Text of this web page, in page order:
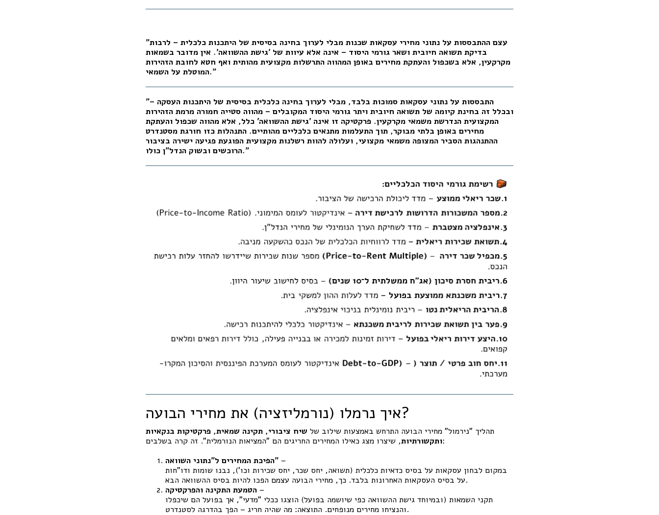
"עצם ההתבססות על נתוני מחירי עסקאות שכנות מבלי לערוך בחינה בסיסית של היתכנות כלכלית – לרבות
בדיקת תשואה חיובית ושאר גורמי היסוד – אינה אלא עיוות של 'גישת ההשוואה'. אין מדובר בשמאות
מקרקעין, אלא בשכפול והעתקת מחירים באופן המהווה התרשלות מקצועית מהותית ואף חטא לחובת הזהירות
המוטלת על השמאי."
"התבססות על נתוני עסקאות סמוכות בלבד, מבלי לערוך בחינה כלכלית בסיסית של היתכנות העסקה –
ובכלל זה בחינת קיומה של תשואה חיובית ויתר גורמי היסוד המקובלים – מהווה סטייה חמורה מרמת הזהירות
המקצועית הנדרשת משמאי מקרקעין. פרקטיקה זו אינה 'גישת ההשוואה' כלל, אלא מהווה שכפול והעתקת
מחירים באופן בלתי מבוקר, תוך התעלמות מתנאים כלכליים מהותיים. התנהלות כזו חורגת מסטנדרט
ההתנהגות הסביר המצופה משמאי מקצועי, ועלולה להוות רשלנות מקצועית הפוגעת פגיעה ישירה בציבור
הרוכשים ובשוק הנדל"ן כולו."
איך נרמלו (נורמליזציה) את מחירי הבועה?
תהליך "נירמול" מחירי הבועה התרחש באמצעות שילוב של שיח ציבורי, תקינה שמאית, פרקטיקות בנקאיות
ותקשורתיות, שיצרו מצג כאילו המחירים החריגים הם "המציאות הנורמלית". זה קרה בשלבים:
הפיכת המחירים ל"נתוני השוואה" –
במקום לבחון עסקאות על בסיס כדאיות כלכלית (תשואה, יחס שכר, יחס שכירות וכו’), נבנו שומות ודו"חות
על בסיס העסקאות האחרונות בלבד. כך, מחירי הבועה עצמם הפכו להיות בסיס ההשוואה הבא.
הטמעת התקינה והפרקטיקה –
תקני השמאות (ובמיוחד גישת ההשוואה כפי שיושמה בפועל) הוצגו ככלי "מדעי", אך בפועל הם שיכפלו
והנציחו מחירים מנופחים. התוצאה: מה שהיה חריג – הפך בהדרגה לסטנדרט.